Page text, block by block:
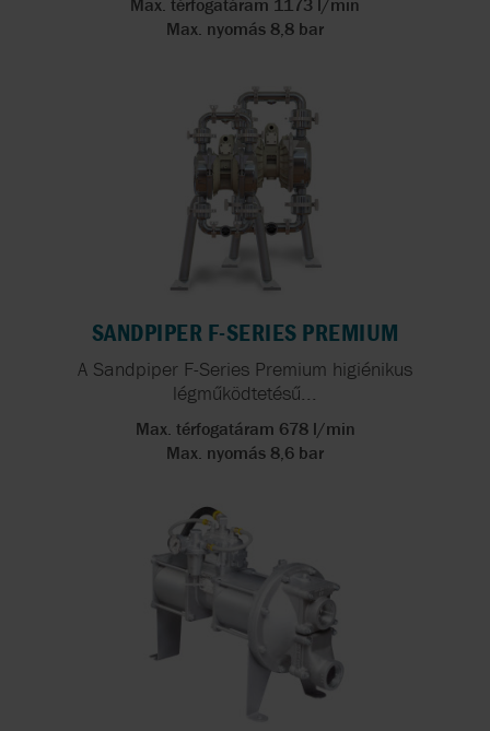
Max. nyomás 8,8 bar
SANDPIPER F-SERIES PREMIUM
A Sandpiper F-Series Premium higiénikus
légműködtetésű...
Max. térfogatáram 678 l/min
Max. nyomás 8,6 bar